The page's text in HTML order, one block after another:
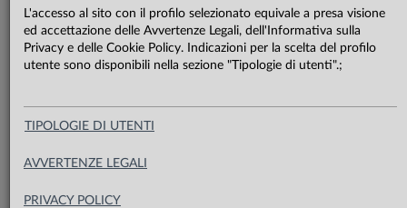
L'accesso al sito con il profilo selezionato equivale a presa visione
ed accettazione delle Avvertenze Legali, dell'Informativa sulla
Privacy e delle Cookie Policy. Indicazioni per la scelta del profilo
utente sono disponibili nella sezione "Tipologie di utenti".;
TIPOLOGIE DI UTENTI
AVVERTENZE LEGALI
PRIVACY POLICY
Uniti e in Area Euro a partire dal
quarto trimestre 2025, e in
miglioramento sul fronte della
prezzi legate ai dazi resteranno
temporanee e il target di inflazione